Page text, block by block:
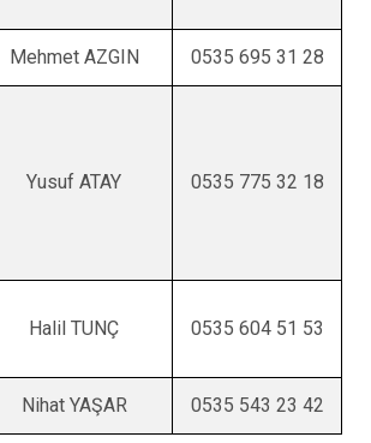
Mehmet AZGIN 0535 695 31 28
Yusuf ATAY 0535 775 32 18
Halil TUNÇ 0535 604 51 53
Nihat YAŞAR
0535 543 23 42